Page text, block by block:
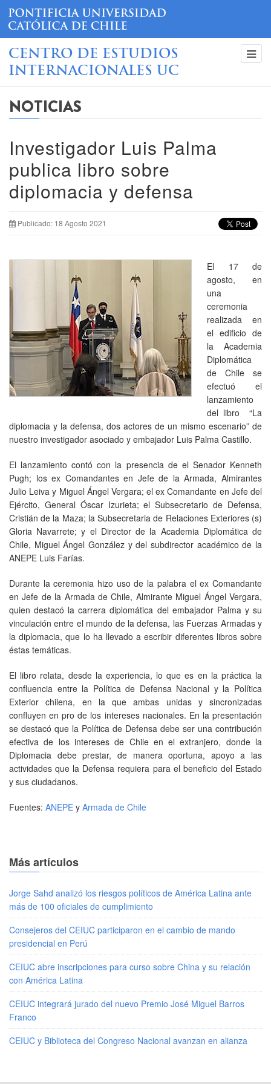
CENTRO DE ESTUDIOS
INTERNACIONALES UC
NOTICIAS
Investigador Luis Palma
publica libro sobre
diplomacia y defensa
Publicado: 18 Agosto 2021
El 17 de
agosto, en
una
ceremonia
realizada en
el edificio de
la Academia
Diplomática
de Chile se
efectuó el
lanzamiento
del libro “La
diplomacia y la defensa, dos actores de un mismo escenario” de
nuestro investigador asociado y embajador Luis Palma Castillo.
El lanzamiento contó con la presencia de el Senador Kenneth
Pugh; los ex Comandantes en Jefe de la Armada, Almirantes
Julio Leiva y Miguel Ángel Vergara; el ex Comandante en Jefe del
Ejército, General Óscar Izurieta; el Subsecretario de Defensa,
Cristián de la Maza; la Subsecretaria de Relaciones Exteriores (s)
Gloria Navarrete; y el Director de la Academia Diplomática de
Chile, Miguel Ángel González y del subdirector académico de la
ANEPE Luis Farías.
Durante la ceremonia hizo uso de la palabra el ex Comandante
en Jefe de la Armada de Chile, Almirante Miguel Ángel Vergara,
quien destacó la carrera diplomática del embajador Palma y su
vinculación entre el mundo de la defensa, las Fuerzas Armadas y
la diplomacia, que lo ha llevado a escribir diferentes libros sobre
éstas temáticas.
El libro relata, desde la experiencia, lo que es en la práctica la
confluencia entre la Política de Defensa Nacional y la Política
Exterior chilena, en la que ambas unidas y sincronizadas
confluyen en pro de los intereses nacionales. En la presentación
se destacó que la Política de Defensa debe ser una contribución
efectiva de los intereses de Chile en el extranjero, donde la
Diplomacia debe prestar, de manera oportuna, apoyo a las
actividades que la Defensa requiera para el beneficio del Estado
y sus ciudadanos.
Fuentes: ANEPE y Armada de Chile
Más artículos
Jorge Sahd analizó los riesgos políticos de América Latina ante
más de 100 oficiales de cumplimiento
Consejeros del CEIUC participaron en el cambio de mando
presidencial en Perú
CEIUC abre inscripciones para curso sobre China y su relación
con América Latina
CEIUC integrará jurado del nuevo Premio José Miguel Barros
Franco
CEIUC y Biblioteca del Congreso Nacional avanzan en alianza